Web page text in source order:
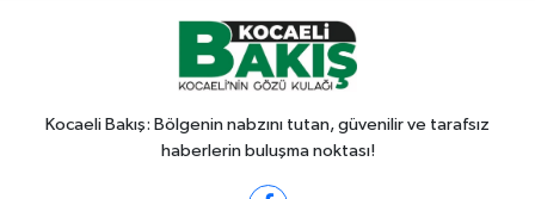
Kocaeli Bakış: Bölgenin nabzını tutan, güvenilir ve tarafsız
haberlerin buluşma noktası!